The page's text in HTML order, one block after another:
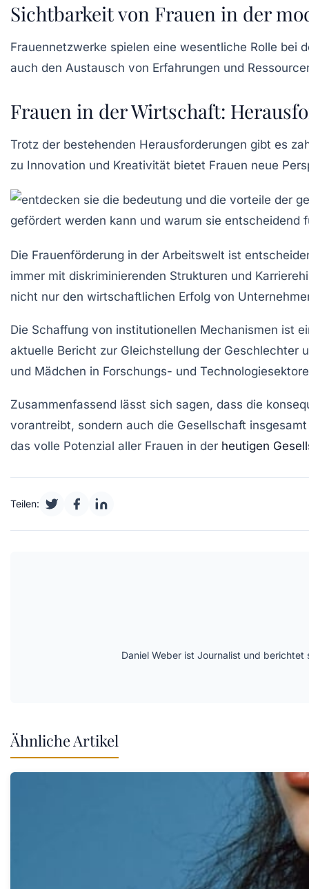
Sichtbarkeit von Frauen in der
Frauennetzwerke spielen eine wesentliche Rolle bei
auch den Austausch von Erfahrungen und
Frauen in der Wirtschaft:
Trotz der bestehenden Herausforderungen gibt es
zu Innovation und Kreativität bietet Frauen neue
Die Frauenförderung in der Arbeitswelt ist
immer mit diskriminierenden Strukturen und
nicht nur den wirtschaftlichen Erfolg von
Die Schaffung von institutionellen Mechanismen ist
aktuelle Bericht zur Gleichstellung der Geschlechter
und Mädchen in Forschungs- und
Zusammenfassend lässt sich sagen, dass die
vorantreibt, sondern auch die Gesellschaft
das volle Potenzial aller Frauen in der heutigen
Teilen:
Daniel Weber ist Journalist und
Ähnliche Artikel